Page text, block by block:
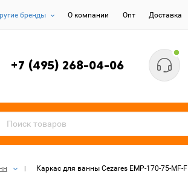
бренды О компании Опт Доставка
+7 (495) 268-04-06
Каркас для ванны Cezares EMP-170-75-MF-F